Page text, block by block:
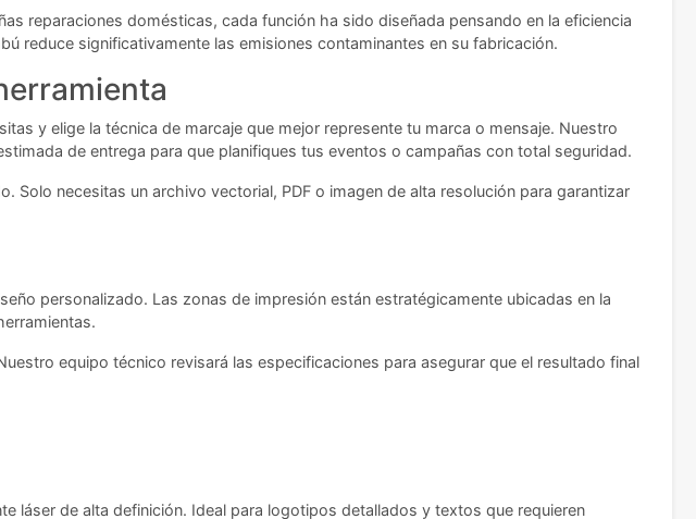
reparaciones domésticas, cada función ha sido diseñada pensando en la eficiencia
reduce significativamente las emisiones contaminantes en su fabricación.
y elige la técnica de marcaje que mejor represente tu marca o mensaje. Nuestro
de entrega para que planifiques tus eventos o campañas con total seguridad.
necesitas un archivo vectorial, PDF o imagen de alta resolución para garantizar
personalizado. Las zonas de impresión están estratégicamente ubicadas en la
equipo técnico revisará las especificaciones para asegurar que el resultado final
láser de alta definición. Ideal para logotipos detallados y textos que requieren